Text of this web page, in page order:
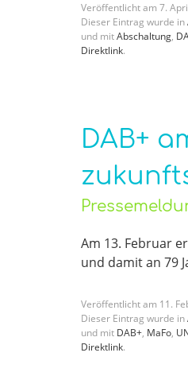
Veröffentlicht am 7.
Dieser Eintrag wurde in
und mitAbschaltung,
Direktlink.
DAB+
Am 13. Februar
und damit an 79
Veröffentlicht am 11 .
Dieser Eintrag wurde in
und mit DAB+, MaFo,
Direktlink.